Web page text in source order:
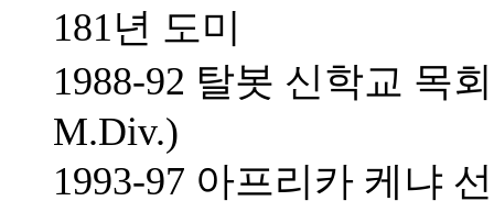
181년 도미
1988-92 탈봇 신학교 목
M.Div.)
1993-97 아프리카 케냐